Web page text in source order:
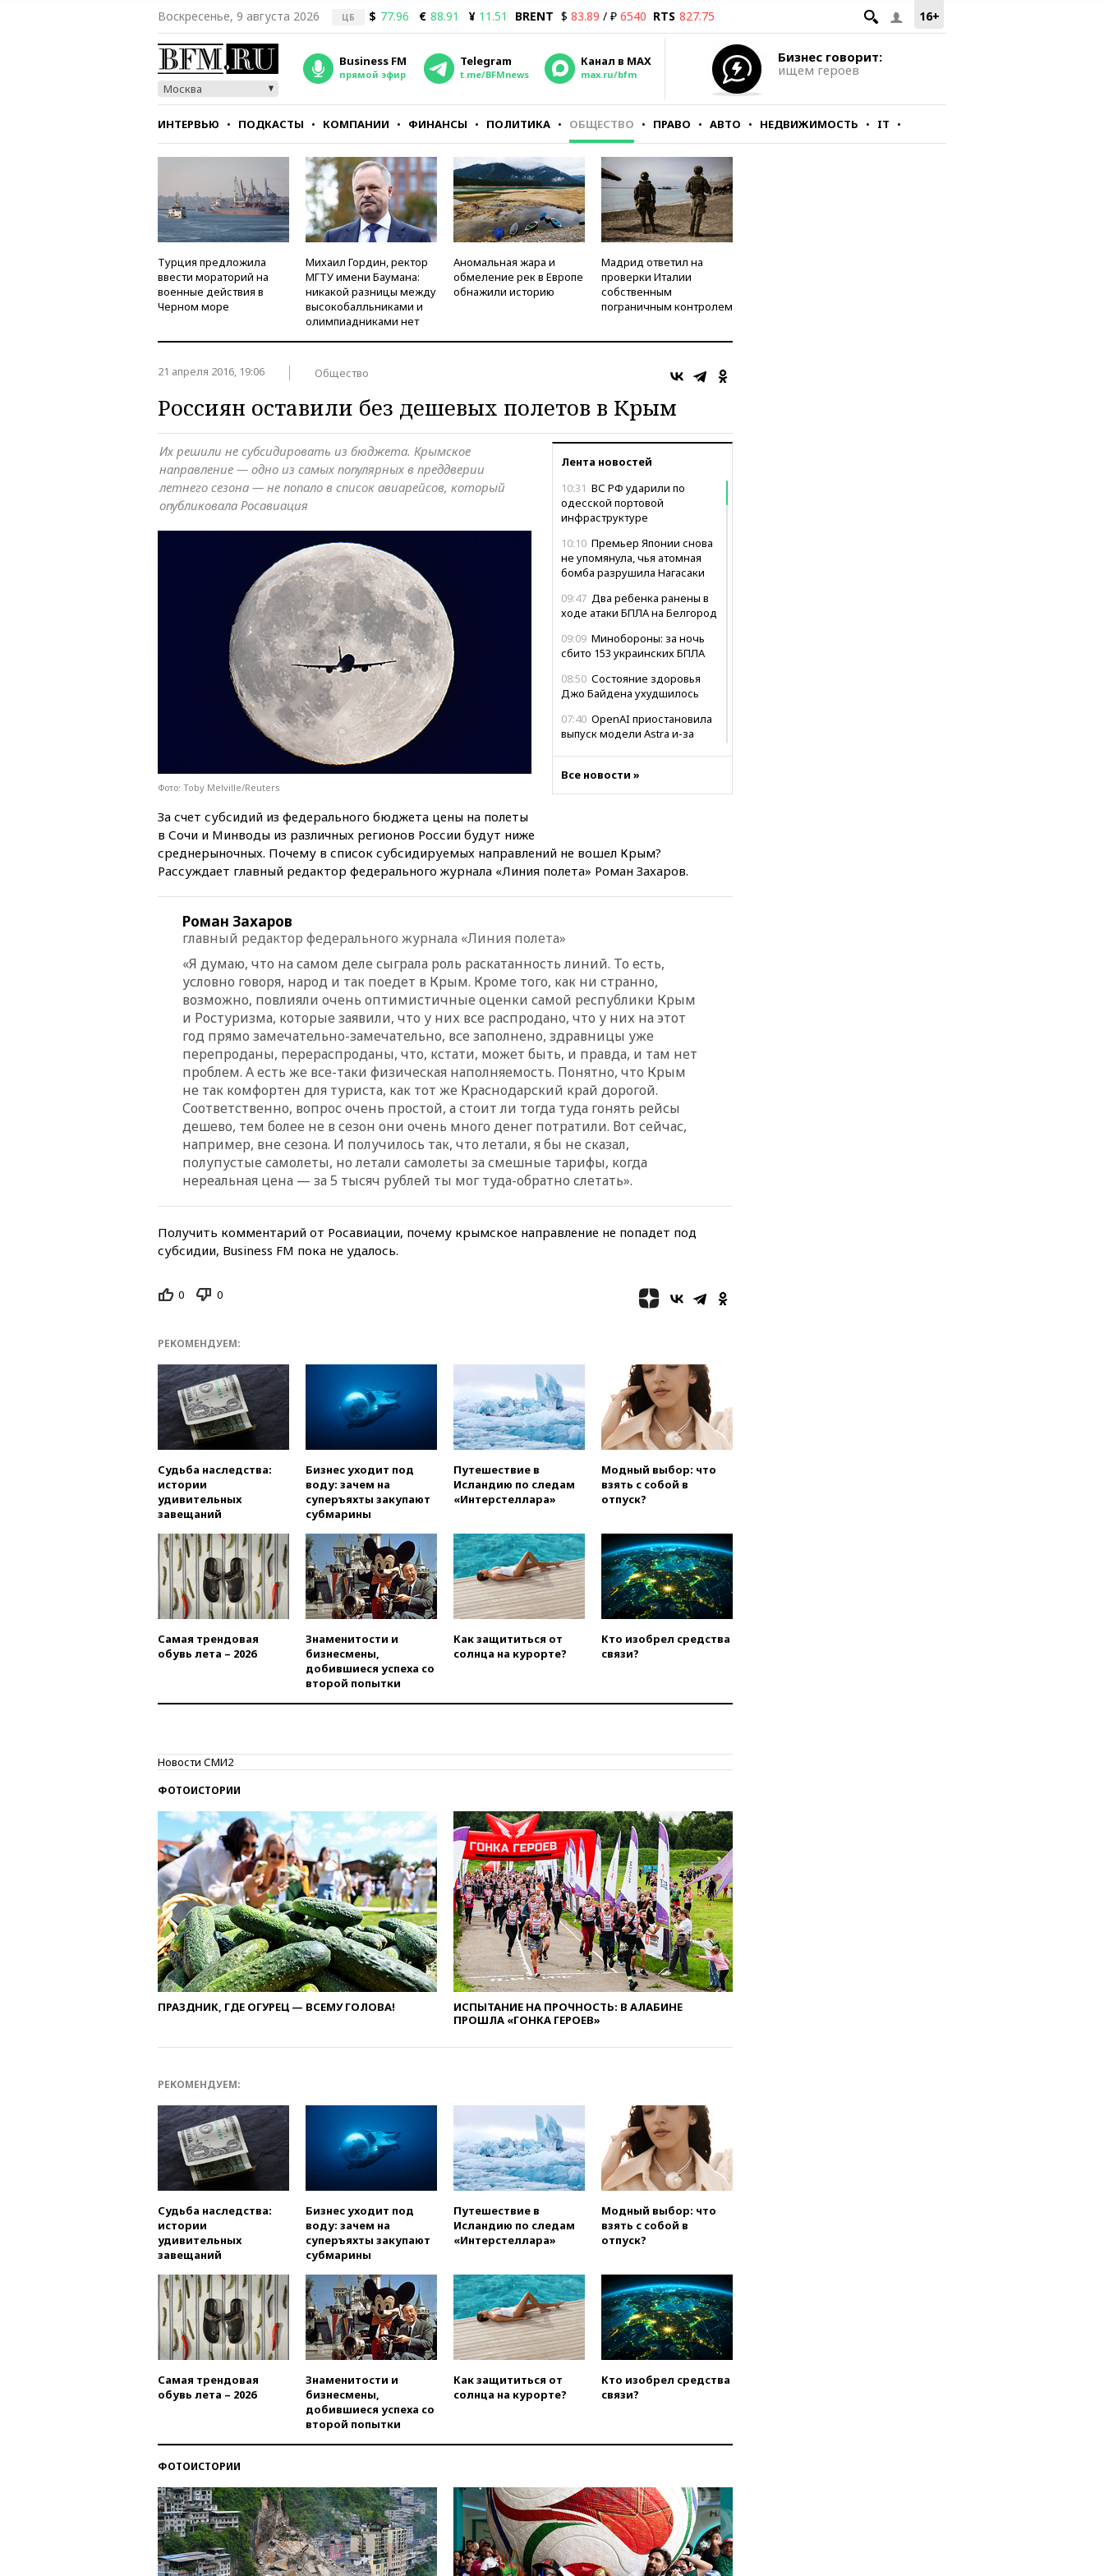
16+
Воскресенье, 9 августа 2026 ЦБ $ 77.96 € 88.91 ¥ 11.51 BRENT $ 83.89 / ₽ 6540 RTS 827.75
Москва
Business FM
прямой эфир
Telegram
t.me/BFMnews
Канал в MAX
max.ru/bfm
Бизнес говорит:
ищем героев
ИНТЕРВЬЮ ПОДКАСТЫ КОМПАНИИ ФИНАНСЫ ПОЛИТИКА ОБЩЕСТВО ПРАВО АВТО НЕДВИЖИМОСТЬ IT
СТИЛЬ ТЕСТЫ
Турция предложила
ввести мораторий на
военные действия в
Черном море
Михаил Гордин, ректор
МГТУ имени Баумана:
никакой разницы между
высокобалльниками и
олимпиадниками нет
Аномальная жара и
обмеление рек в Европе
обнажили историю
Мадрид ответил на
проверки Италии
собственным
пограничным контролем
21 апреля 2016, 19:06 Общество
Россиян оставили без дешевых полетов в Крым
Лента новостей
10:31 ВС РФ ударили по
одесской портовой
инфраструктуре
10:10 Премьер Японии снова
не упомянула, чья атомная
бомба разрушила Нагасаки
09:47 Два ребенка ранены в
ходе атаки БПЛА на Белгород
09:09 Минобороны: за ночь
сбито 153 украинских БПЛА
08:50 Состояние здоровья
Джо Байдена ухудшилось
07:40 OpenAI приостановила
выпуск модели Astra и-за
06:25 У берегов Италии
свыше $1 млрд
Собянин сообщил о
высоких темпах строительства
01:20
сезон
00:25
В Красноярском крае
идут поиски семьи, пропавшей
во время сплава
вчера, 23:30Жителя Нижнего
Тагила арестовали за реакции
в Теlegram
вчера, 22:50Российский
режиссер Кирилл Соколов
снимет триллер для Netflix
вчера, 22:20Турция призвала
к мораторию на удары по
торговым судам в Черном
море
вчера, 21:43Экс-
председатель Верховного
Финляндия
введет экзамен для
вчера, 20:12
Минобороны
Болгарии: упавший в стране
беспилотник, скорее всего,
был украинским
вчера, 19:29
ОАЭ обвинили
Иран в атаке на судно
нефтяной компании ADNOC в
Ормузе
вчера, 18:56 «Газпром»: объем
хранилищах достиг
антирекорда
вчера, 18:25ТАСС: Уиткофф и
Кушнер могут вскоре посетить
Москву и Киев
вчера, 17:43
«Тиса» выдвинула
экс-председателя Верховного
суда на пост президента
вчера, 16:50Politico: «Газовая
вчера, 16:16Беспилотник
взорвался вблизи
вчера, 15:25При атаке БПЛА в
Белгородской области погиб
мирный житель
вчера, 14:54В Аргентине умер
отец футболиста Лионеля
Месси
вчера, 14:43Турция
ограничила судоходство в
Черном море
вчера, 14:20Генпрокурором
США стал Тодд Бланш
вчера, 13:37
опасности БПЛА
итальянских туристов
вчера, 12:27Возгорание на
Ильском НПЗ, вызванное
атакой БПЛА, потушили
вчера, 11:47Суд оставил под
вчера, 11:07При
человека
вчера, 10:27Движение по
трассе «Новороссия»
восстановлено
вчера, 09:55Силы ПВО
перехватили за утро 85 БПЛА
над территорией РФ
падения обломков дрона
сообщил о девяти БПЛА,
сбитых на подлете к Москве
вчера, 08:42Силы ПВО сбили
почти 400 БПЛА над
российскими регионами
Все новости »
Их решили не субсидировать из бюджета. Крымское
направление — одно из самых популярных в преддверии
летнего сезона — не попало в список авиарейсов, который
опубликовала Росавиация
Фото: Toby Melville/Reuters
За счет субсидий из федерального бюджета цены на полеты
в Сочи и Минводы из различных регионов России будут ниже
среднерыночных. Почему в список субсидируемых направлений не вошел Крым?
Рассуждает главный редактор федерального журнала «Линия полета» Роман Захаров.
Роман Захаров
главный редактор федерального журнала «Линия полета»
«Я думаю, что на самом деле сыграла роль раскатанность линий. То есть,
условно говоря, народ и так поедет в Крым. Кроме того, как ни странно,
возможно, повлияли очень оптимистичные оценки самой республики Крым
и Ростуризма, которые заявили, что у них все распродано, что у них на этот
год прямо замечательно-замечательно, все заполнено, здравницы уже
перепроданы, перераспроданы, что, кстати, может быть, и правда, и там нет
проблем. А есть же все-таки физическая наполняемость. Понятно, что Крым
не так комфортен для туриста, как тот же Краснодарский край дорогой.
Соответственно, вопрос очень простой, а стоит ли тогда туда гонять рейсы
дешево, тем более не в сезон они очень много денег потратили. Вот сейчас,
например, вне сезона. И получилось так, что летали, я бы не сказал,
полупустые самолеты, но летали самолеты за смешные тарифы, когда
нереальная цена — за 5 тысяч рублей ты мог туда-обратно слетать».
Получить комментарий от Росавиации, почему крымское направление не попадет под
субсидии, Business FM пока не удалось.
0 0
РЕКОМЕНДУЕМ:
Судьба наследства:
истории
удивительных
завещаний
Бизнес уходит под
воду: зачем на
суперъяхты закупают
субмарины
Путешествие в
Исландию по следам
«Интерстеллара»
Модный выбор: что
взять с собой в
отпуск?
Самая трендовая
обувь лета – 2026
Знаменитости и
бизнесмены,
добившиеся успеха со
второй попытки
Как защититься от
солнца на курорте?
Кто изобрел средства
связи?
Новости СМИ2
ФОТОИСТОРИИ
ПРАЗДНИК, ГДЕ ОГУРЕЦ — ВСЕМУ ГОЛОВА!
ИСПЫТАНИЕ НА ПРОЧНОСТЬ: В АЛАБИНЕ
ПРОШЛА «ГОНКА ГЕРОЕВ»
РЕКОМЕНДУЕМ:
Судьба наследства:
истории
удивительных
завещаний
Бизнес уходит под
воду: зачем на
суперъяхты закупают
субмарины
Путешествие в
Исландию по следам
«Интерстеллара»
Модный выбор: что
взять с собой в
отпуск?
Самая трендовая
обувь лета – 2026
Знаменитости и
бизнесмены,
добившиеся успеха со
второй попытки
Как защититься от
солнца на курорте?
Кто изобрел средства
связи?
ФОТОИСТОРИИ